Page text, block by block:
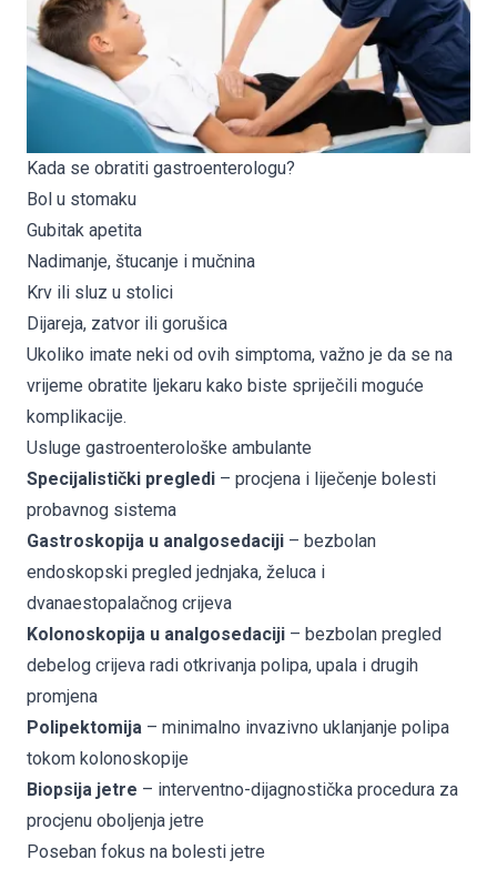
Kada se obratiti gastroenterologu?
Bol u stomaku
Gubitak apetita
Nadimanje, štucanje i mučnina
Krv ili sluz u stolici
Dijareja, zatvor ili gorušica
Ukoliko imate neki od ovih simptoma, važno je da se na
vrijeme obratite ljekaru kako biste spriječili moguće
komplikacije.
Usluge gastroenterološke ambulante
Specijalistički pregledi – procjena i liječenje bolesti
probavnog sistema
Gastroskopija u analgosedaciji – bezbolan
endoskopski pregled jednjaka, želuca i
dvanaestopalačnog crijeva
Kolonoskopija u analgosedaciji – bezbolan pregled
debelog crijeva radi otkrivanja polipa, upala i drugih
promjena
Polipektomija – minimalno invazivno uklanjanje polipa
tokom kolonoskopije
Biopsija jetre – interventno-dijagnostička procedura za
procjenu oboljenja jetre
Poseban fokus na bolesti jetre